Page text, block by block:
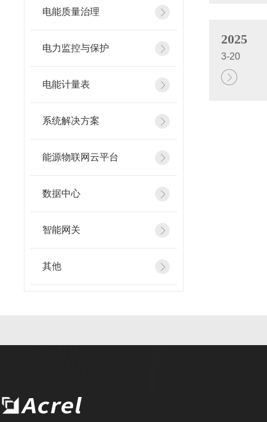
电能质量治理
电力监控与保护
电能计量表
系统解决方案
能源物联网云平台
数据中心
智能网关
其他
2025
3-20